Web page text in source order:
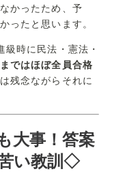
かったため、予
ったと思います。
級時に民法・憲法・
ではほぼ全員合格
残念ながらそれに
大事！答案
い教訓◇